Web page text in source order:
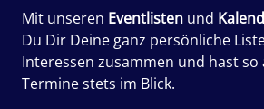
Mit unseren Eventlisten und
Du Dir Deine ganz persönliche
Interessen zusammen und hast so
Termine stets im Blick.